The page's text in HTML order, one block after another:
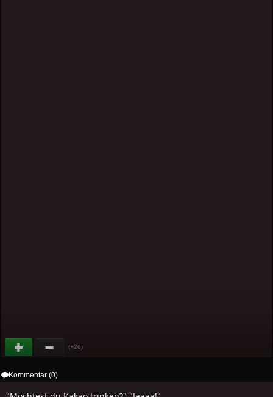
(+26)
Kommentar (0)